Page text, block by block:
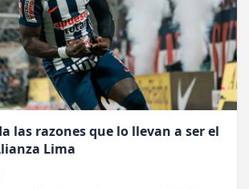
las razones que lo llevan a ser el
Lima